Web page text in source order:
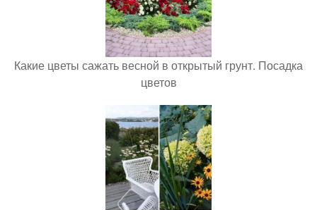
Какие цветы сажать весной в открытый грунт. Посадка
цветов